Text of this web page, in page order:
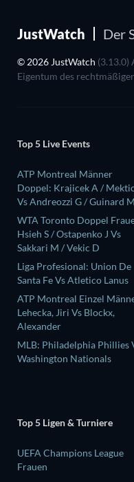
JustWatch Der
© 2026 JustWatch (3.13.0)
Eigentum des
Top 5 Live Events
ATP Montreal Männer
Doppel: Krajicek A /
Vs Andreozzi G / Guinard M
WTA Toronto Doppel
Hsieh S / Ostapenko J Vs
Sakkari M / Vekic D
Liga Profesional: Union De
Santa Fe Vs Atletico Lanus
ATP Montreal Einzel
Lehecka, Jiri Vs Blockx,
Alexander
MLB: Philadelphia Phillies
Washington Nationals
Top 5 Ligen & Turniere
UEFA Champions League
Frauen